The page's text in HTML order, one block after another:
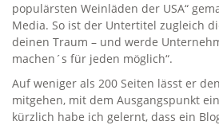
populärsten Weinläden der USA“
Media. So ist der Untertitel zugleich
deinen Traum – und werde
machen´s für jeden möglich“.
Auf weniger als 200 Seiten lässt er
mitgehen, mit dem Ausgangspunkt
kürzlich habe ich gelernt, dass ein